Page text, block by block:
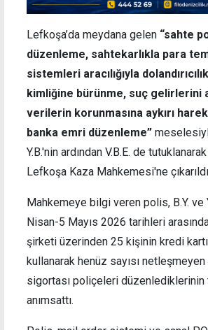
Lefkoşa’da meydana gelen “sahte
düzenleme, sahtekarlıkla para
sistemleri aracılığıyla
kimliğine bürünme, suç gelirlerini
verilerin korunmasına aykırı
banka emri düzenleme”
Y.B.'nin ardından V.B.E. de
Lefkoşa Kaza Mahkemesi'ne
Mahkemeye bilgi veren polis, B.Y. ve
Nisan-5 Mayıs 2026 tarihleri
şirketi üzerinden 25 kişinin kredi
kullanarak henüz sayısı
sigortası poliçeleri
anımsattı.